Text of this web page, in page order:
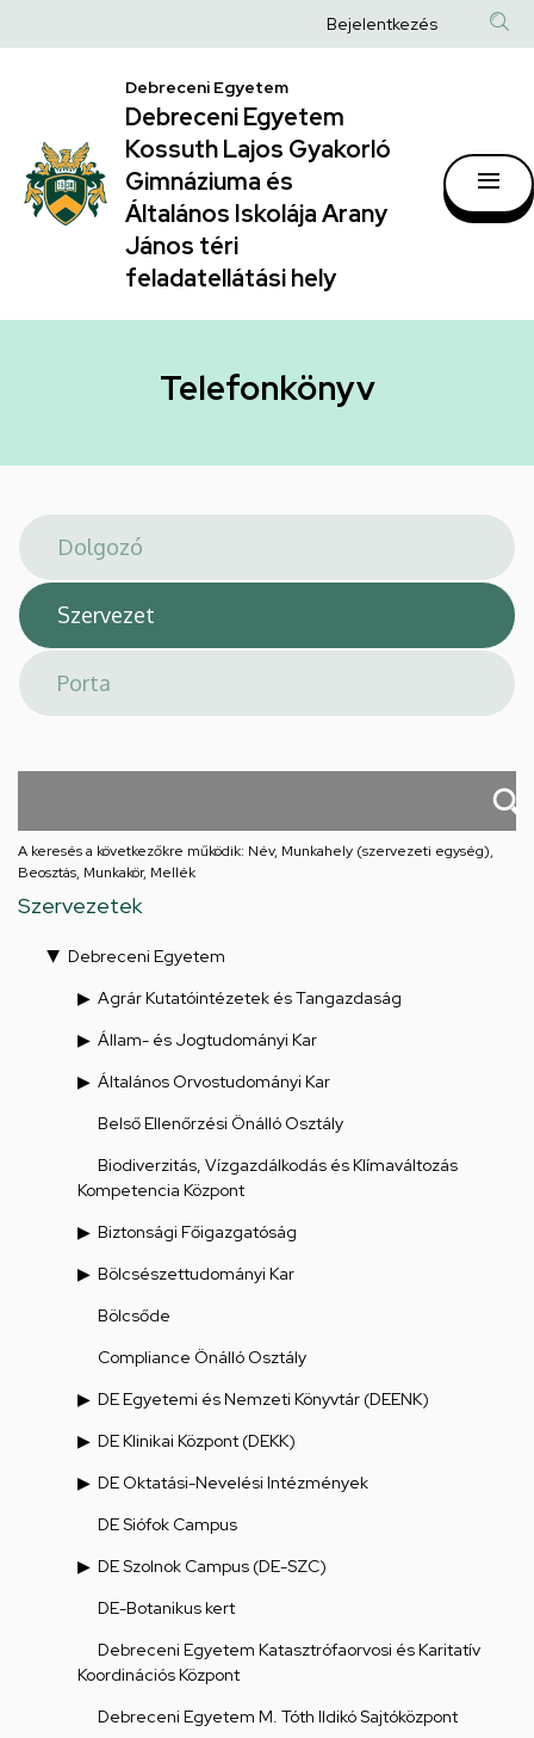
|
Debreceni
Egyetem
Kossuth
Lajos
Gyakorló
Általános
Arany
János
téri
feladatellátási
hely
a
Anonim
fiók
menüje
Bejelentkezés
Debreceni Egyetem
Debreceni Egyetem
Kossuth Lajos Gyakorló
Gimnáziuma és
Általános Iskolája Arany
János téri
feladatellátási hely
Telefonkönyv
A keresés a következőkre működik: Név, Munkahely (szervezeti egység),
Beosztás, Munkakör, Mellék
Szervezetek
Debreceni Egyetem
Agrár Kutatóintézetek és Tangazdaság
Állam- és Jogtudományi Kar
Általános Orvostudományi Kar
Belső Ellenőrzési Önálló Osztály
Biodiverzitás, Vízgazdálkodás és Klímaváltozás
Kompetencia Központ
Biztonsági Főigazgatóság
Bölcsészettudományi Kar
Bölcsőde
Compliance Önálló Osztály
DE Egyetemi és Nemzeti Könyvtár (DEENK)
DE Klinikai Központ (DEKK)
DE Oktatási-Nevelési Intézmények
DE Siófok Campus
DE Szolnok Campus (DE-SZC)
DE-Botanikus kert
Debreceni Egyetem Katasztrófaorvosi és Karitatív
Koordinációs Központ
Debreceni Egyetem M. Tóth Ildikó Sajtóközpont